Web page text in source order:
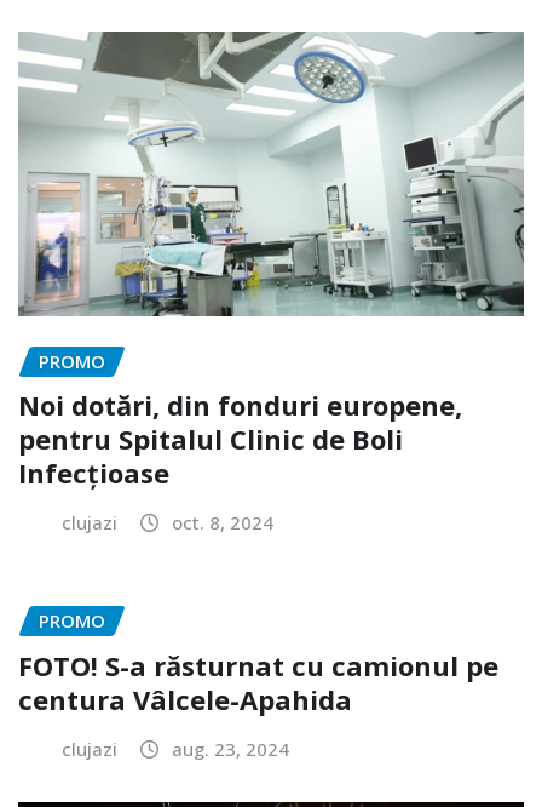
PROMO
Noi dotări, din fonduri europene,
pentru Spitalul Clinic de Boli
Infecțioase
clujazi oct. 8, 2024
PROMO
FOTO! S-a răsturnat cu camionul pe
centura Vâlcele-Apahida
clujazi aug. 23, 2024